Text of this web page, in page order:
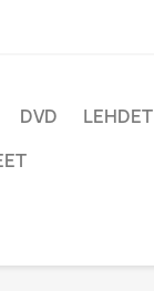
DVD LEHDET